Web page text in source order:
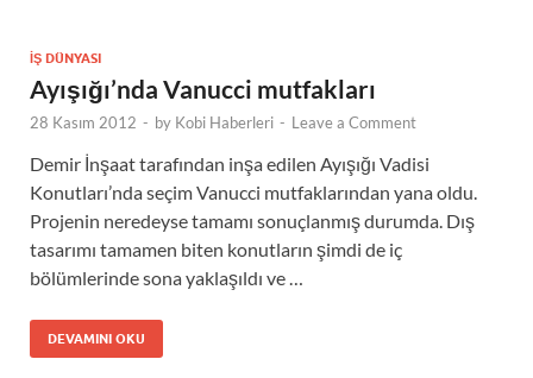
İŞ DÜNYASI
Ayışığı’nda Vanucci mutfakları
28 Kasım 2012 - by Kobi Haberleri - Leave a Comment
Demir İnşaat tarafından inşa edilen Ayışığı Vadisi
Konutları’nda seçim Vanucci mutfaklarından yana oldu.
Projenin neredeyse tamamı sonuçlanmış durumda. Dış
tasarımı tamamen biten konutların şimdi de iç
bölümlerinde sona yaklaşıldı ve …
DEVAMINI OKU